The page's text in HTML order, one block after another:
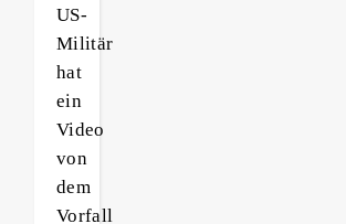
US-
Militär
hat
ein
Video
von
dem
Vorfall